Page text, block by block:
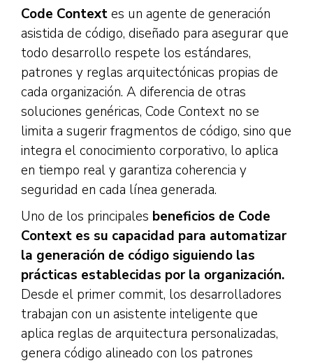
Code Contextes un agente de generación
asistida de código, diseñado para asegurar que
todo desarrollo respete los estándares,
patrones y reglas arquitectónicas propias de
cada organización. A diferencia de otras
soluciones genéricas, Code Context no se
limita a sugerir fragmentos de código, sino que
integra el conocimiento corporativo, lo aplica
en tiempo real y garantiza coherencia y
seguridad en cada línea generada.
Uno de los principales beneficios de Code
Context es su capacidad para automatizar
la generación de código siguiendo las
prácticas establecidas por la organización.
Desde el primer commit, los desarrolladores
trabajan con un asistente inteligente que
aplica reglas de arquitectura personalizadas,
genera código alineado con los patrones